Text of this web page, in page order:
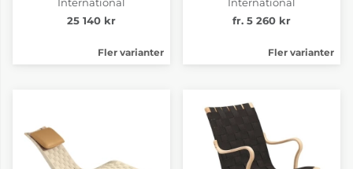
25 140 kr
Fler varianter
fr. 5 260 kr
Fler varianter